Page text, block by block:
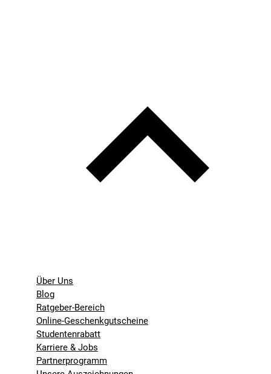
Über Uns
Blog
Ratgeber-Bereich
Online-Geschenkgutscheine
Studentenrabatt
Karriere & Jobs
Partnerprogramm